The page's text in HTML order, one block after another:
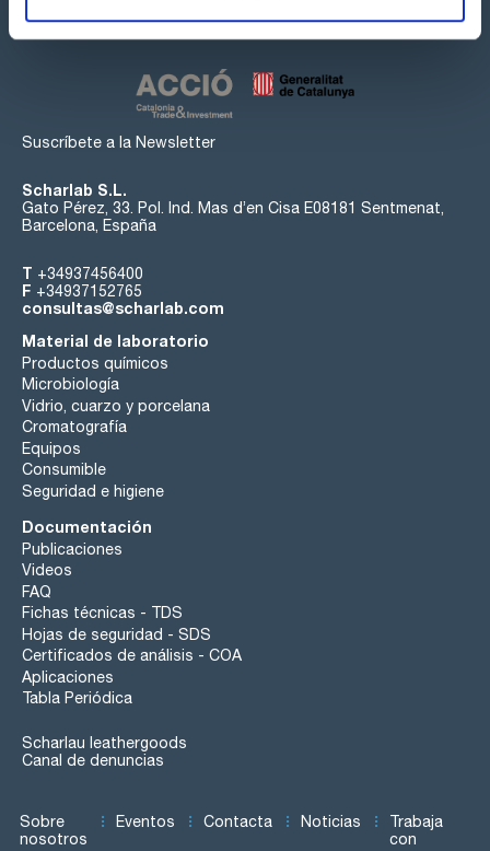
Suscríbete a la Newsletter
Scharlab S.L.
Gato Pérez, 33. Pol. Ind. Mas d’en Cisa E08181 Sentmenat,
Barcelona, España
T +34937456400
F +34937152765
consultas@scharlab.com
Material de laboratorio
Productos químicos
Microbiología
Vidrio, cuarzo y porcelana
Cromatografía
Equipos
Consumible
Seguridad e higiene
Documentación
Publicaciones
Videos
FAQ
Fichas técnicas - TDS
Hojas de seguridad - SDS
Certificados de análisis - COA
Aplicaciones
Tabla Periódica
Scharlau leathergoods
Canal de denuncias
Sobre
nosotros
Eventos Contacta Noticias
Trabaja
con